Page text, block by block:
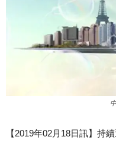
【2019年02月18日訊】持